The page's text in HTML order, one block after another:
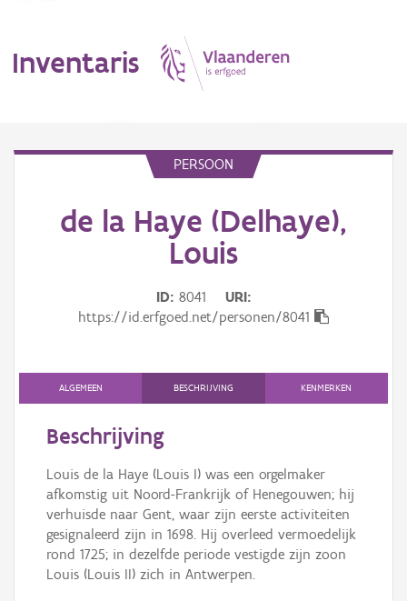
Inventaris
Erfgoedobject
Hergebruik
Aanmelden
PERSOON
de la Haye (Delhaye),
Louis
ID 8041
URI
https://id.erfgoed.net/personen/8041
ALGEMEEN BESCHRIJVING KENMERKEN
Beschrijving
Louis de la Haye (Louis I) was een orgelmaker
afkomstig uit Noord-Frankrijk of Henegouwen; hij
verhuisde naar Gent, waar zijn eerste activiteiten
gesignaleerd zijn in 1698. Hij overleed vermoedelijk
rond 1725; in dezelfde periode vestigde zijn zoon
Louis (Louis II) zich in Antwerpen.